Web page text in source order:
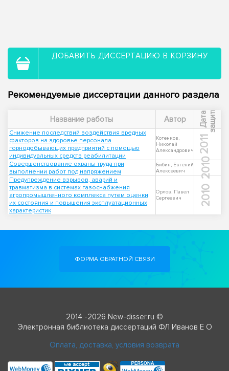
ДОБАВИТЬ ДИССЕРТАЦИЮ В КОРЗИНУ
Рекомендуемые диссертации данного раздела
Название работы Автор Д
а
т
а
з
а
щ
и
т ы
Снижение последствий воздействия вредных
факторов на здоровье персонала
горнодобывающих предприятий с помощью
индивидуальных средств реабилитации
Котенков,
Николай
Александрович
2011
Совершенствование охраны труда при
выполнении работ под напряжением
Бибин, Евгений
Алексеевич
2010
Предупреждение взрывов, аварий и
травматизма в системах газоснабжения
агропромышленного комплекса путем оценки
их состояния и повышения эксплуатационных
характеристик
Орлов, Павел
Сергеевич
2010
ФОРМА ОБРАТНОЙ СВЯЗИ
2014 -2026 New-disser.ru ©
Электронная библиотека диссертаций ФЛ Иванов Е О
Оплата, доставка, условия возврата